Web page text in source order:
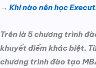
→ Khi nào nên học
Trên là 5 chương trình
khuyết điểm khác biệt.
chương trình đào tạo